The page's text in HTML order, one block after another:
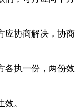
应协商解决，协商
各执一份，两份效
。